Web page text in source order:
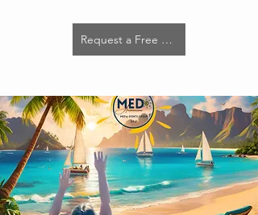
Request a Free Quote